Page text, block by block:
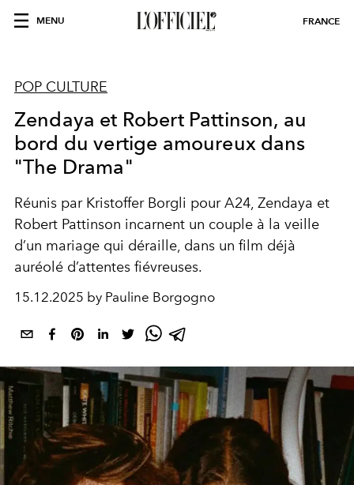
MENU FRANCE
POP CULTURE
Zendaya et Robert Pattinson, au
bord du vertige amoureux dans
"The Drama"
Réunis par Kristoffer Borgli pour A24, Zendaya et
Robert Pattinson incarnent un couple à la veille
d’un mariage qui déraille, dans un film déjà
auréolé d’attentes fiévreuses.
15.12.2025 by Pauline Borgogno